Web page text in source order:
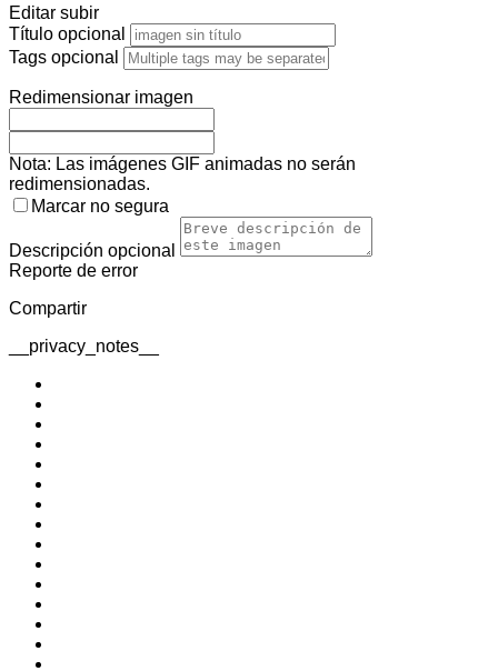
Editar subir
Título opcional
Tags opcional
Redimensionar imagen
Nota: Las imágenes GIF animadas no serán
redimensionadas.
Marcar no segura
Descripción opcional
Reporte de error
Compartir
__privacy_notes__